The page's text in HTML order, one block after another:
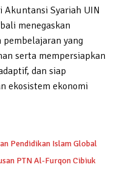
Syariah UIN
menegaskan
yang
serta mempersiapkan
dan siap
ekosistem ekonomi
Pendidikan Islam Global
PTN Al-Furqon Cibiuk